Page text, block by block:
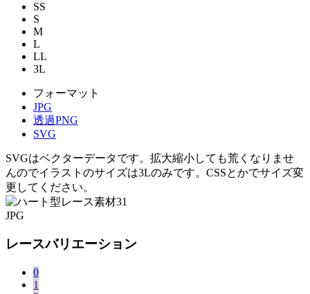
SS
S
M
L
LL
3L
フォーマット
JPG
透過PNG
SVG
SVGはベクターデータです。拡大縮小しても荒くなりませ
んのでイラストのサイズは3Lのみです。CSSとかでサイズ変
更してください。
JPG
レースバリエーション
0
1